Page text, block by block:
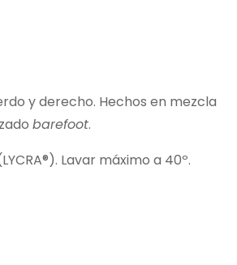
y derecho. Hechos en mezcla
barefoot.
Lavar máximo a 40º.